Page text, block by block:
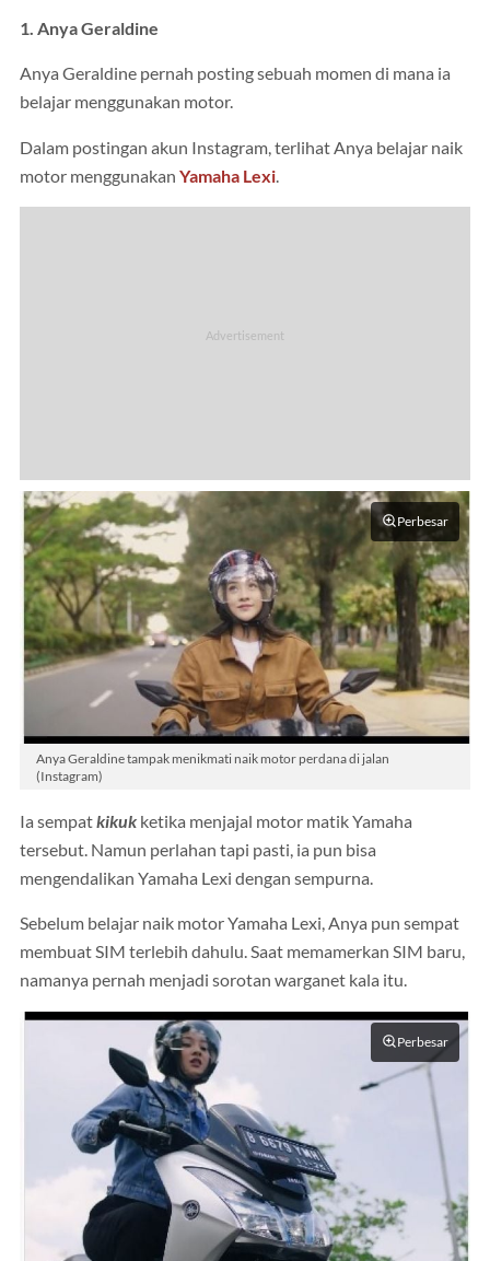
1. Anya Geraldine
Anya Geraldine pernah posting sebuah momen di mana ia
belajar menggunakan motor.
Dalam postingan akun Instagram, terlihat Anya belajar naik
motor menggunakan Yamaha Lexi.
Perbesar
Anya Geraldine tampak menikmati naik motor perdana di jalan
(Instagram)
Ia sempatkikuk ketika menjajal motor matik Yamaha
tersebut. Namun perlahan tapi pasti, ia pun bisa
mengendalikan Yamaha Lexi dengan sempurna.
Sebelum belajar naik motor Yamaha Lexi, Anya pun sempat
membuat SIM terlebih dahulu. Saat memamerkan SIM baru,
namanya pernah menjadi sorotan warganet kala itu.
Perbesar